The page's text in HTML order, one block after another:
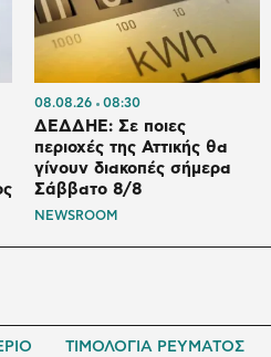
08.08.26 08:30
ΔΕΔΔΗΕ: Σε ποιες
περιοχές της Αττικής θα
γίνουν διακοπές σήμερα
Σάββατο 8/8
NEWSROOM
ΤΙΜΟΛΟΓΙΑ ΡΕΥΜΑΤΟΣ